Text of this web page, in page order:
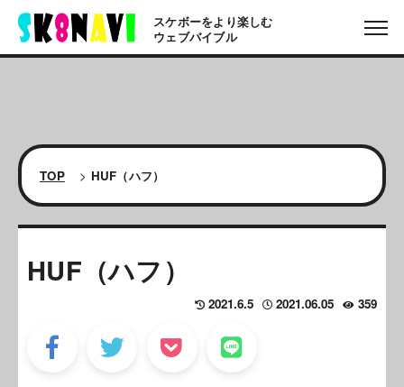
スケボーをより楽しむ
ウェブバイブル
TOP > HUF（ハフ）
HUF（ハフ）
359
2021.06.05
2021.6.5